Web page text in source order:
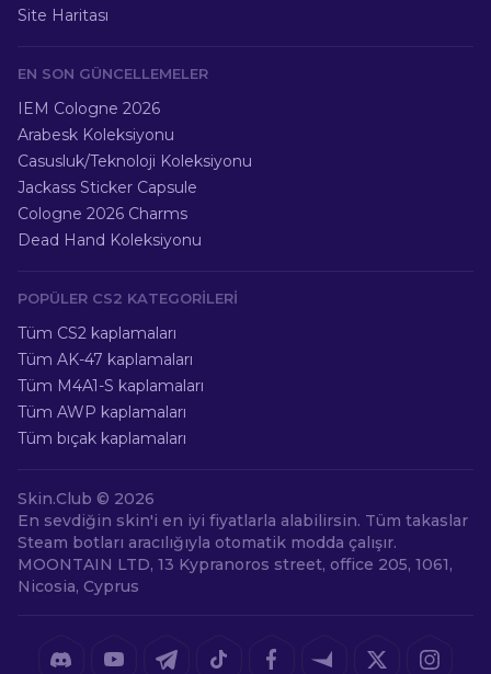
Site Haritası
EN SON GÜNCELLEMELER
IEM Cologne 2026
Arabesk Koleksiyonu
Casusluk/Teknoloji Koleksiyonu
Jackass Sticker Capsule
Cologne 2026 Charms
Dead Hand Koleksiyonu
POPÜLER CS2 KATEGORILERI
Tüm CS2 kaplamaları
Tüm AK-47 kaplamaları
Tüm M4A1-S kaplamaları
Tüm AWP kaplamaları
Tüm bıçak kaplamaları
Skin.Club © 2026
En sevdiğin skin'i en iyi fiyatlarla alabilirsin. Tüm takaslar
Steam botları aracılığıyla otomatik modda çalışır.
MOONTAIN LTD, 13 Kypranoros street, office 205, 1061,
Nicosia, Cyprus